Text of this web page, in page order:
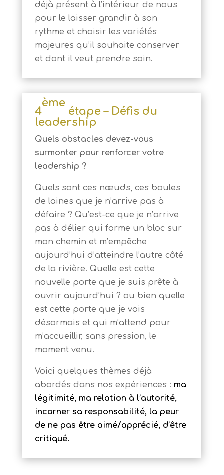
déjà présent à l’intérieur de nous
pour le laisser grandir à son
rythme et choisir les variétés
majeures qu’il souhaite conserver
et dont il veut prendre soin.
4
ème
étape – Défis du
leadership
Quels obstacles devez-vous
surmonter pour renforcer votre
leadership ?
Quels sont ces nœuds, ces boules
de laines que je n’arrive pas à
défaire ? Qu’est-ce que je n’arrive
pas à délier qui forme un bloc sur
mon chemin et m’empêche
aujourd’hui d’atteindre l’autre côté
de la rivière. Quelle est cette
nouvelle porte que je suis prête à
ouvrir aujourd’hui ? ou bien quelle
est cette porte que je vois
désormais et qui m’attend pour
m’accueillir, sans pression, le
moment venu.
Voici quelques thèmes déjà
abordés dans nos expériences : ma
légitimité, ma relation à l’autorité,
incarner sa responsabilité, la peur
de ne pas être aimé/apprécié, d’être
critiqué.